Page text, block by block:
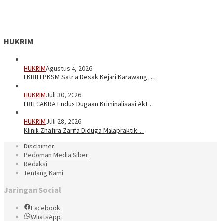
HUKRIM
HUKRIMAgustus 4, 2026
LKBH LPKSM Satria Desak Kejari Karawang …
HUKRIMJuli 30, 2026
LBH CAKRA Endus Dugaan Kriminalisasi Akt…
HUKRIMJuli 28, 2026
Klinik Zhafira Zarifa Diduga Malapraktik…
Disclaimer
Pedoman Media Siber
Redaksi
Tentang Kami
Jaringan Social
Facebook
WhatsApp